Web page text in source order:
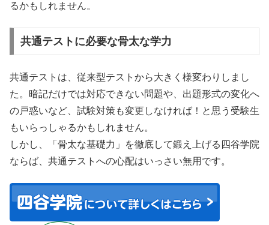
るかもしれません。
共通テストに必要な骨太な学力
共通テストは、従来型テストから大きく様変わりしまし
た。暗記だけでは対応できない問題や、出題形式の変化へ
の戸惑いなど、試験対策も変更しなければ！と思う受験生
もいらっしゃるかもしれません。
しかし、「骨太な基礎力」を徹底して鍛え上げる四谷学院
ならば、共通テストへの心配はいっさい無用です。